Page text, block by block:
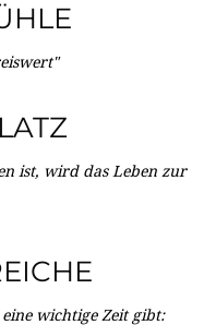
ist, wird das Leben zur
wichtige Zeit gibt: